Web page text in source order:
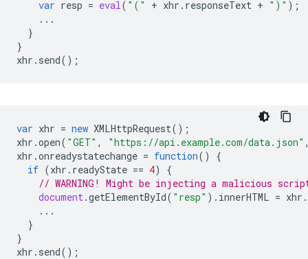
var resp = eval( "(" + xhr . responseText + ")" );
...
}
}
xhr . send();
var xhr = new XMLHttpRequest();
xhr .open( "GET" , "https://api.example.com/data.json"
xhr .onreadystatechange = function()
{
if (xhr . readyState == 4)
{
// WARNING! Might be injecting a malicious
document.getElementById( "resp" ). innerHTML = xhr .
...
}
}
xhr . send();